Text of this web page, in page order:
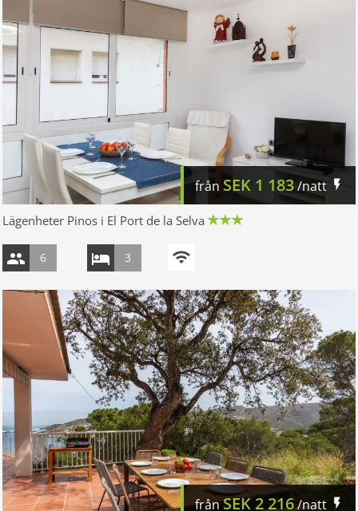
från SEK 1 183/natt
Lägenheter Pinos i El Port de la Selva
6 3
frånSEK 2 216/natt